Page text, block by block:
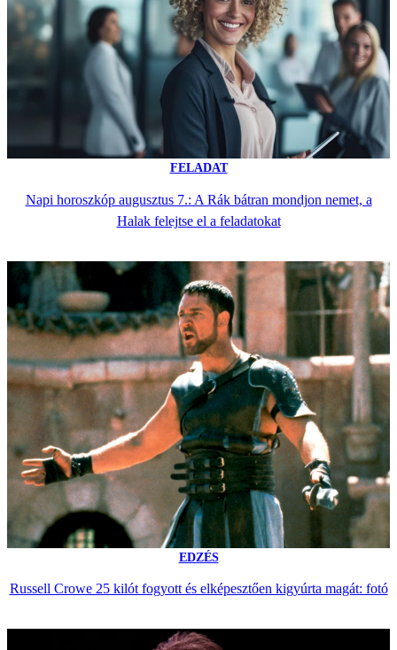
FELADAT
Napi horoszkóp augusztus 7.: A Rák bátran mondjon nemet, a
Halak felejtse el a feladatokat
EDZÉS
Russell Crowe 25 kilót fogyott és elképesztően kigyúrta magát: fotó